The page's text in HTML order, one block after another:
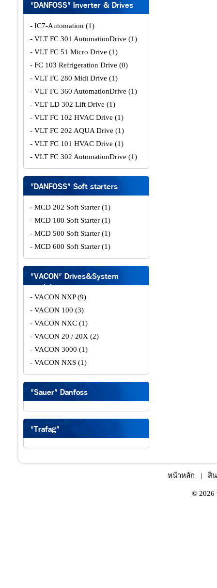
"DANFOSS" Inverter & Drives
- IC7-Automation (1)
- VLT FC 301 AutomationDrive (1)
- VLT FC 51 Micro Drive (1)
- FC 103 Refrigeration Drive (0)
- VLT FC 280 Midi Drive (1)
- VLT FC 360 AutomationDrive (1)
- VLT LD 302 Lift Drive (1)
- VLT FC 102 HVAC Drive (1)
- VLT FC 202 AQUA Drive (1)
- VLT FC 101 HVAC Drive (1)
- VLT FC 302 AutomationDrive (1)
"DANFOSS" Soft starters
- MCD 202 Soft Starter (1)
- MCD 100 Soft Starter (1)
- MCD 500 Soft Starter (1)
- MCD 600 Soft Starter (1)
"VACON" Drives&System
modules
- VACON NXP(9)
- VACON 100 (3)
- VACON NXC (1)
- VACON 20 / 20X (2)
- VACON 3000 (1)
- VACON NXS (1)
"Sauer" Danfoss
"Trafag"
หน้าหลัก | สิ
© 2026